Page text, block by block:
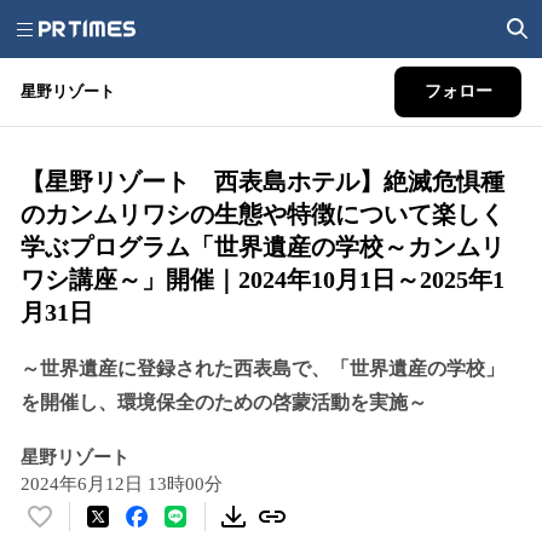
星野リゾート フォロー
【星野リゾート 西表島ホテル】絶滅危惧種
のカンムリワシの生態や特徴について楽しく
学ぶプログラム「世界遺産の学校～カンムリ
ワシ講座～」開催｜2024年10月1日～2025年1
月31日
～世界遺産に登録された西表島で、「世界遺産の学校」
を開催し、環境保全のための啓蒙活動を実施～
星野リゾート
2024年6月12日 13時00分
い